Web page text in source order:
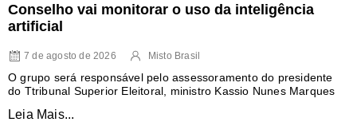
Conselho vai monitorar o uso da inteligência
artificial
7 de agosto de 2026 Misto Brasil
O grupo será responsável pelo assessoramento do presidente
do Ttribunal Superior Eleitoral, ministro Kassio Nunes Marques
Leia Mais...